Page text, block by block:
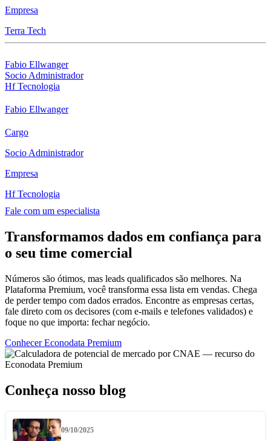
Empresa
Terra Tech
Fabio Ellwanger
Socio Administrador
Hf Tecnologia
Fabio Ellwanger
Cargo
Socio Administrador
Empresa
Hf Tecnologia
Fale com um especialista
Transformamos dados em confiança para
o seu time comercial
Números são ótimos, mas leads qualificados são melhores. Na
Plataforma Premium, você transforma essa lista em vendas. Chega
de perder tempo com dados errados. Encontre as empresas certas,
fale direto com os decisores (com e-mails e telefones validados) e
foque no que importa: fechar negócio.
Conhecer Econodata Premium
Conheça nosso blog
09/10/2025